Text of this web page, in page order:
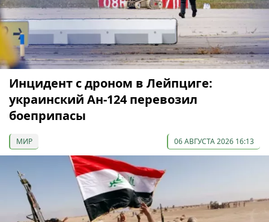
Инцидент с дроном в Лейпциге:
украинский Ан-124 перевозил
боеприпасы
МИР 06 АВГУСТА 2026 16:13